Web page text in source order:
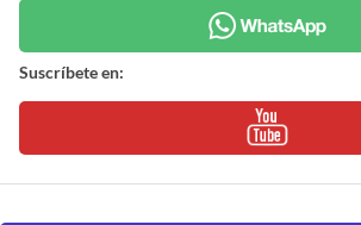
Suscríbete en: